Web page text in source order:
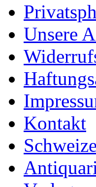
Unsere
Kontakt